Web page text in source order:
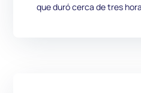
que duró cerca de tres